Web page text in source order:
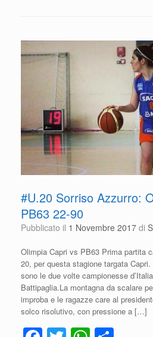
o di
#U.20 Sorriso Azzurro:
PB63 22-90
Pubblicato il 1 Novembre 2017 di
Olimpia Capri vs PB63 Prima partita
20, per questa stagione targata
sono le due volte campionesse
Battipaglia.La montagna da scalare
improba e le ragazze care al
solco risolutivo, con pressione a […]